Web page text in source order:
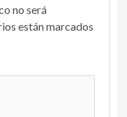
no será
están marcados